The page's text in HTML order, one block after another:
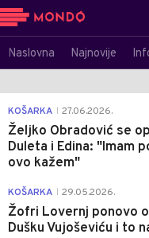
Naslovna Najnovije
KOŠARKA 27.06.2026.
Željko Obradović se
Duleta i Edina: "Imam
ovo kažem"
KOŠARKA 29.05.2026.
Žofri Lovernj ponovo
Dušku Vujoševiću i to